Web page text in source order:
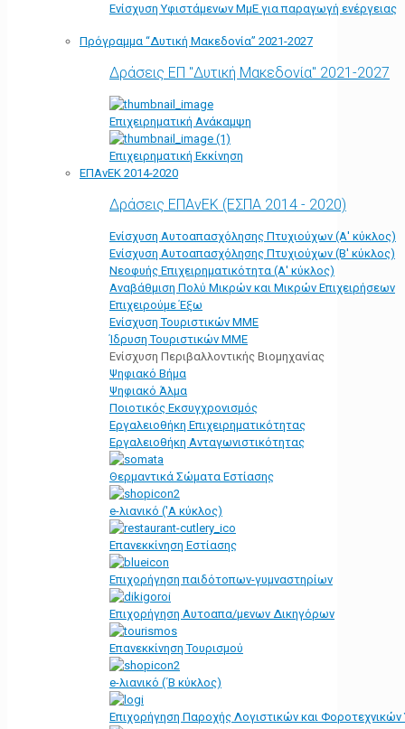
Ενίσχυση Υφιστάμενων ΜμΕ για παραγωγή ενέργειας
Πρόγραμμα “Δυτική Μακεδονία” 2021-2027
Δράσεις ΕΠ "Δυτική Μακεδονία" 2021-2027
Επιχειρηματική Ανάκαμψη
Επιχειρηματική Εκκίνηση
ΕΠΑνΕΚ 2014-2020
Δράσεις ΕΠΑνΕΚ (ΕΣΠΑ 2014 - 2020)
Ενίσχυση Αυτοαπασχόλησης Πτυχιούχων (Α' κύκλος)
Ενίσχυση Αυτοαπασχόλησης Πτυχιούχων (Β' κύκλος)
Νεοφυής Επιχειρηματικότητα (Α' κύκλος)
Αναβάθμιση Πολύ Μικρών και Μικρών Επιχειρήσεων
Επιχειρούμε Έξω
Ενίσχυση Τουριστικών ΜΜΕ
Ίδρυση Τουριστικών ΜΜΕ
Ενίσχυση Περιβαλλοντικής Βιομηχανίας
Ψηφιακό Βήμα
Ψηφιακό Άλμα
Ποιοτικός Εκσυγχρονισμός
Εργαλειοθήκη Eπιχειρηματικότητας
Εργαλειοθήκη Ανταγωνιστικότητας
Θερμαντικά Σώματα Εστίασης
e-λιανικό ('Α κύκλος)
Επανεκκίνηση Εστίασης
Επιχορήγηση παιδότοπων-γυμναστηρίων
Επιχορήγηση Αυτοαπα/μενων Δικηγόρων
Επανεκκίνηση Τουρισμού
e-λιανικό (΄Β κύκλος)
Επιχορήγηση Παροχής Λογιστικών και